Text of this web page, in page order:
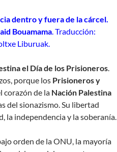
dentro y fuera de la cárcel.
Bouamama. Traducción:
Liburuak.
el Día de los Prisioneros.
porque los Prisioneros y
corazón de la Nación Palestina
del sionazismo. Su libertad
la independencia y la soberanía.
orden de la ONU, la mayoría